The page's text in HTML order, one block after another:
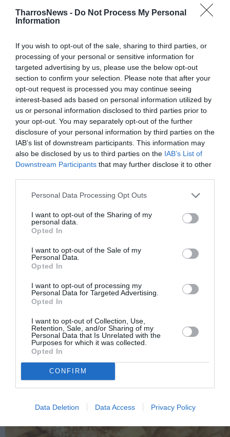
TharrosNews - Do Not Process My Personal
Information
If you wish to opt-out of the sale, sharing to third parties, or
processing of your personal or sensitive information for
targeted advertising by us, please use the below opt-out
section to confirm your selection. Please note that after your
opt-out request is processed you may continue seeing
interest-based ads based on personal information utilized by
us or personal information disclosed to third parties prior to
your opt-out. You may separately opt-out of the further
disclosure of your personal information by third parties on the
IAB’s list of downstream participants. This information may
also be disclosed by us to third parties on the IAB’s List of
Downstream Participants that may further disclose it to other
Personal Data Processing Opt Outs
I want to opt-out of the Sharing of my
personal data.
Opted In
I want to opt-out of the Sale of my
Personal Data.
Opted In
I want to opt-out of processing my
Personal Data for Targeted Advertising.
Opted In
I want to opt-out of Collection, Use,
Retention, Sale, and/or Sharing of my
Personal Data that Is Unrelated with the
Purposes for which it was collected.
Opted In
CONFIRM
Data Deletion Data Access Privacy Policy
TAGS: ΚΕΝΤΡΟ ΥΓΕΙΑΣ ΚΑΛΑΜΑΤΑΣ
Facebook Twitter